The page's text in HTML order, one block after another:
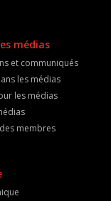
médias
et communiqués
les médias
les médias
membres